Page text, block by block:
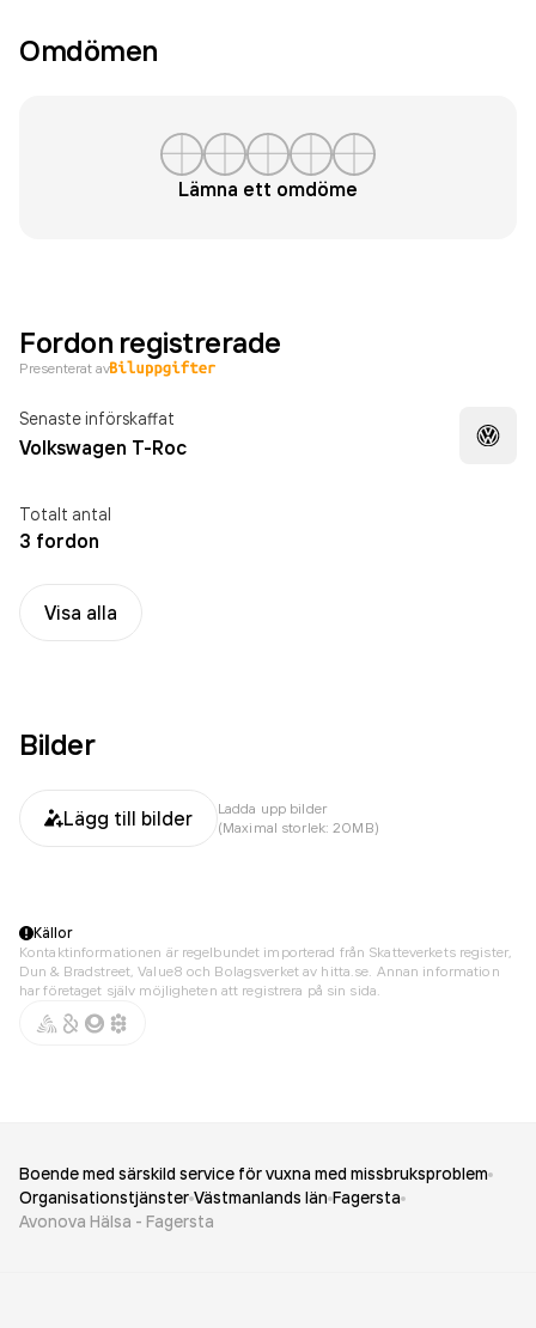
Omdömen
Lämna ett omdöme
Fordon registrerade
Presenterat av
Senaste införskaffat
Volkswagen T-Roc
Totalt antal
3 fordon
Visa alla
Bilder
Lägg till bilder
Ladda upp bilder
(Maximal storlek: 20MB)
Källor
Kontaktinformationen är regelbundet importerad från Skatteverkets register,
Dun & Bradstreet, Value8 och Bolagsverket av hitta.se. Annan information
har företaget själv möjligheten att registrera på sin sida.
Boende med särskild service för vuxna med missbruksproblem
Organisationstjänster Västmanlands län Fagersta
Avonova Hälsa - Fagersta